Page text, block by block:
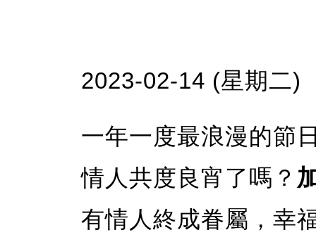
2023-02-14 (星期二)
一年一度最浪漫的節
情人共度良宵了嗎？
有情人終成眷屬，幸